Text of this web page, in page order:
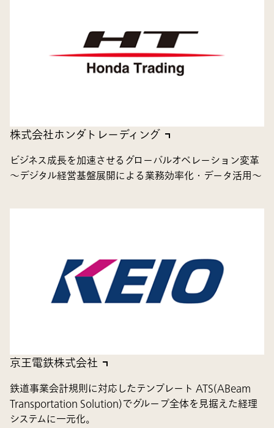
株式会社ホンダトレーディング
ビジネス成長を加速させるグローバルオペレーション変革
～デジタル経営基盤展開による業務効率化・データ活用～
京王電鉄株式会社
鉄道事業会計規則に対応したテンプレート ATS(ABeam
Transportation Solution)でグループ全体を見据えた経理
システムに一元化。